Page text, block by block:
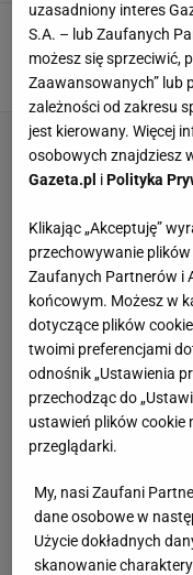
TVP
Anna
uzasadniony interes
S.A. – lub Zaufanych
możesz się sprzeciwić,
Zaawansowanych” lub
zależności od zakresu
jest kierowany. Więcej
osobowych znajdziesz
Gazeta.pl iPolityka
Klikając „Akceptuję”
przechowywanie
Zaufanych Partnerów i
końcowym. Możesz w
dotyczące plików
twoimi preferencjami
odnośnik „Ustawienia
przechodząc do
ustawień plików cookie
przeglądarki.
My, nasi Zaufani
dane osobowe w
Użycie dokładnych
skanowanie